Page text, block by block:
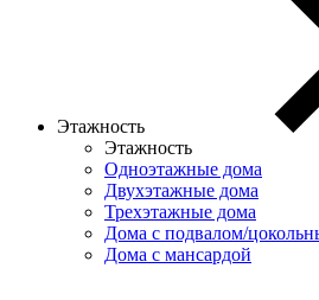
Этажность
Этажность
Одноэтажные дома
Двухэтажные дома
Трехэтажные дома
Дома с подвалом/
Дома с мансардой